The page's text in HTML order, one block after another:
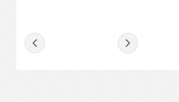
- septembre 2023 -